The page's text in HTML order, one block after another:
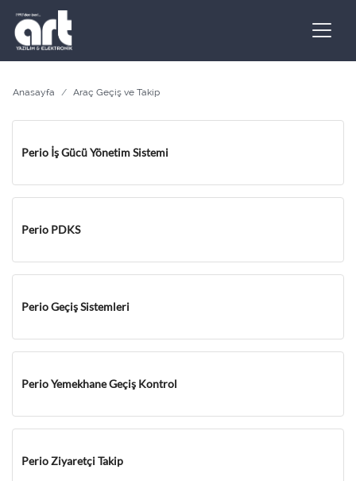
Anasayfa Araç Geçiş ve Takip
Perio İş Gücü Yönetim Sistemi
Perio PDKS
Perio Geçiş Sistemleri
Perio Yemekhane Geçiş Kontrol
Perio Ziyaretçi Takip